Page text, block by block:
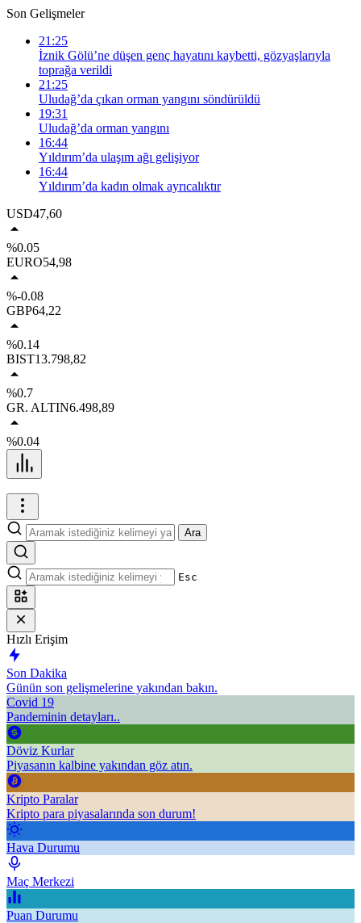
Son Gelişmeler
21:25
İznik Gölü’ne düşen genç hayatını kaybetti, gözyaşlarıyla
toprağa verildi
21:25
Uludağ’da çıkan orman yangını söndürüldü
19:31
Uludağ’da orman yangını
16:44
Yıldırım’da ulaşım ağı gelişiyor
16:44
Yıldırım’da kadın olmak ayrıcalıktır
USD47,60
%0.05
EURO54,98
%-0.08
GBP64,22
%0.14
BIST13.798,82
%0.7
GR. ALTIN6.498,89
%0.04
Ara
Esc
Hızlı Erişim
Son Dakika
Günün son gelişmelerine yakından bakın.
Covid 19
Pandeminin detayları..
Döviz Kurlar
Piyasanın kalbine yakından göz atın.
Kripto Paralar
Kripto para piyasalarında son durum!
Hava Durumu
Maç Merkezi
Puan Durumu